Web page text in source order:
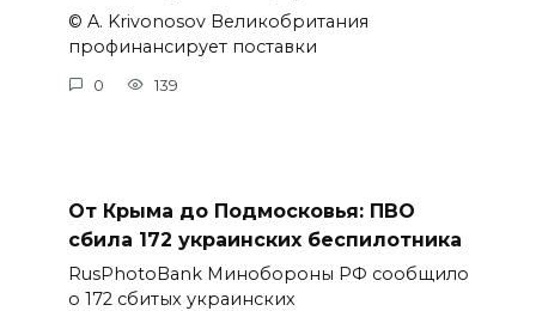
© A. Krivonosov Великобритания
профинансирует поставки
0 139
От Крыма до Подмосковья: ПВО
сбила 172 украинских беспилотника
RusPhotoBank Минобороны РФ сообщило
о 172 сбитых украинских